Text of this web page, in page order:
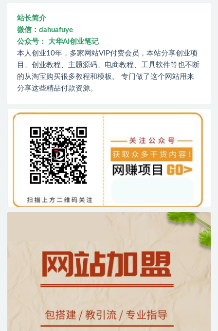
站长简介
微信：dahuafuye
公众号： 大华AI创业笔记
本人创业10年，多家网站VIP付费会员，本站分享创业项
目、创业教程、主题源码、电商教程、工具软件等也不断
的从淘宝购买很多教程和模板。 专门做了这个网站用来
分享这些精品付款资源。